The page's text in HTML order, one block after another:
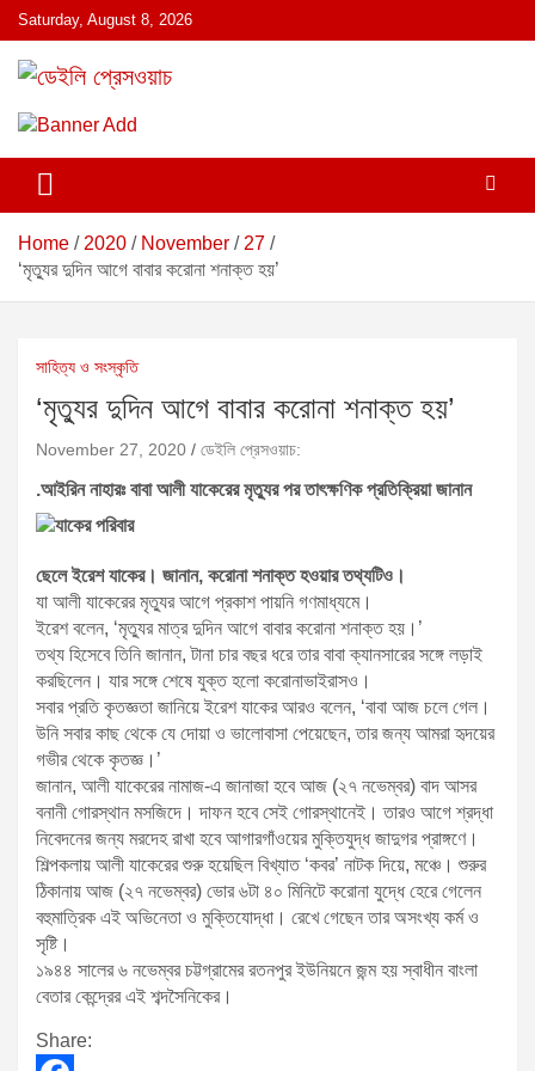
k
n
Saturday, August 8, 2026
ডেইলি প্রেসওয়াচ
Home 2020 November
27
‘মৃত্যুর দুদিন আগে বাবার করোনা শনাক্ত হয়’
সাহিত্য ও সংস্কৃতি
‘মৃত্যুর দুদিন আগে বাবার করোনা শনাক্ত হয়’
November 27, 2020 ডেইলি প্রেসওয়াচ:
.আইরিন নাহারঃবাবা আলী যাকেরের মৃত্যুর পর তাৎক্ষণিক প্রতিক্রিয়া জানান
ছেলে ইরেশ যাকের। জানান, করোনা শনাক্ত হওয়ার তথ্যটিও।
যা আলী যাকেরের মৃত্যুর আগে প্রকাশ পায়নি গণমাধ্যমে।
ইরেশ বলেন, ‘মৃত্যুর মাত্র দুদিন আগে বাবার করোনা শনাক্ত হয়।’
তথ্য হিসেবে তিনি জানান, টানা চার বছর ধরে তার বাবা ক্যানসারের সঙ্গে লড়াই
করছিলেন। যার সঙ্গে শেষে যুক্ত হলো করোনাভাইরাসও।
সবার প্রতি কৃতজ্ঞতা জানিয়ে ইরেশ যাকের আরও বলেন, ‘বাবা আজ চলে গেল।
উনি সবার কাছ থেকে যে দোয়া ও ভালোবাসা পেয়েছেন, তার জন্য আমরা হৃদয়ের
গভীর থেকে কৃতজ্ঞ।’
জানান, আলী যাকেরের নামাজ-এ জানাজা হবে আজ (২৭ নভেম্বর) বাদ আসর
বনানী গোরস্থান মসজিদে। দাফন হবে সেই গোরস্থানেই। তারও আগে শ্রদ্ধা
নিবেদনের জন্য মরদেহ রাখা হবে আগারগাঁওয়ের মুক্তিযুদ্ধ জাদুগর প্রাঙ্গণে।
শিল্পকলায় আলী যাকেরের শুরু হয়েছিল বিখ্যাত ‘কবর’ নাটক দিয়ে, মঞ্চে। শুরুর
ঠিকানায় আজ (২৭ নভেম্বর) ভোর ৬টা ৪০ মিনিটে করোনা যুদ্ধে হেরে গেলেন
বহুমাত্রিক এই অভিনেতা ও মুক্তিযোদ্ধা। রেখে গেছেন তার অসংখ্য কর্ম ও
সৃষ্টি।
১৯৪৪ সালের ৬ নভেম্বর চট্টগ্রামের রতনপুর ইউনিয়নে জন্ম হয় স্বাধীন বাংলা
বেতার কেন্দ্রের এই শব্দসৈনিকের।
Share: